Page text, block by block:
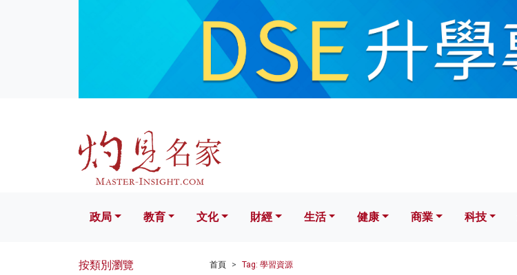
文化 財經 生活 健康 科技
政局 教育 文化 財經 生活 健康 商業 科技
首頁 Tag: 學習資源
按類別瀏覽